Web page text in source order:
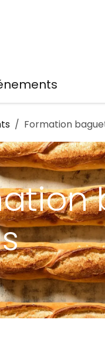
Formation